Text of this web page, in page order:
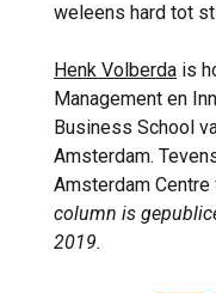
weleens hard tot
Henk Volberda is
Management en
Business School
Amsterdam.
Amsterdam
column is
2019.